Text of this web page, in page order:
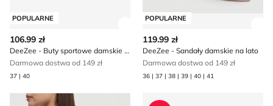
POPULARNE
106.99 zł
DeeZee - Buty sportowe damskie na wiosnę
Darmowa dostwa od 149 zł
37 | 40
POPULARNE
119.99 zł
DeeZee - Sandały damskie na lato
Darmowa dostwa od 149 zł
36 | 37 | 38 | 39 | 40 | 41
Listonoszka elegancka DeeZee DeeZee - Espadryle